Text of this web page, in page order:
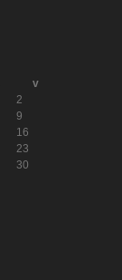
v
2
9
16
23
30